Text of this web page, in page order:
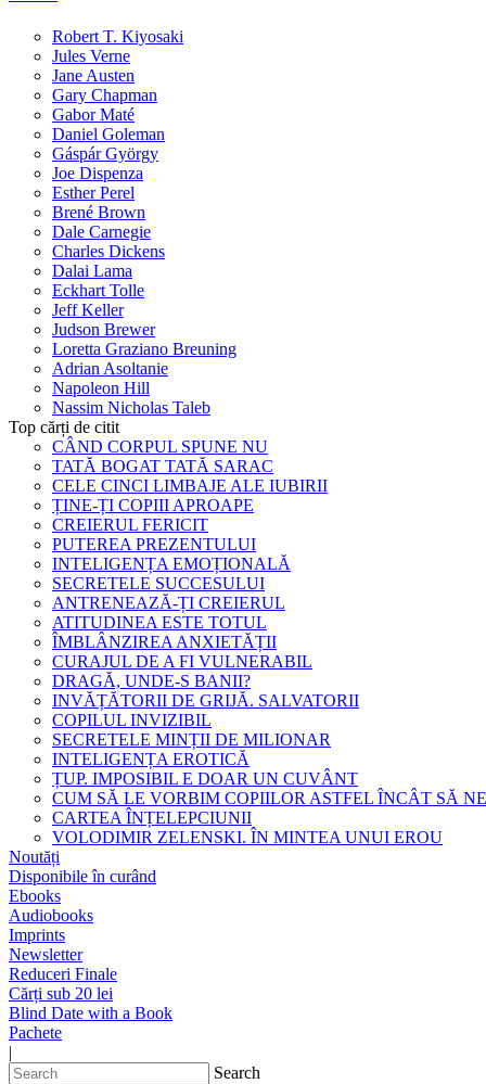
Robert T. Kiyosaki
Jules Verne
Jane Austen
Gary Chapman
Gabor Maté
Daniel Goleman
Gáspár György
Joe Dispenza
Esther Perel
Brené Brown
Dale Carnegie
Charles Dickens
Dalai Lama
Eckhart Tolle
Jeff Keller
Judson Brewer
Loretta Graziano Breuning
Adrian Asoltanie
Napoleon Hill
Nassim Nicholas Taleb
Top cărți de citit
CÂND CORPUL SPUNE NU
TATĂ BOGAT TATĂ SARAC
CELE CINCI LIMBAJE ALE IUBIRII
ȚINE-ȚI COPIII APROAPE
CREIERUL FERICIT
PUTEREA PREZENTULUI
INTELIGENȚA EMOȚIONALĂ
SECRETELE SUCCESULUI
ANTRENEAZĂ-ȚI CREIERUL
ATITUDINEA ESTE TOTUL
ÎMBLÂNZIREA ANXIETĂȚII
CURAJUL DE A FI VULNERABIL
DRAGĂ, UNDE-S BANII?
INVĂȚĂTORII DE GRIJĂ. SALVATORII
COPILUL INVIZIBIL
SECRETELE MINȚII DE MILIONAR
INTELIGENȚA EROTICĂ
ȚUP. IMPOSIBIL E DOAR UN CUVÂNT
CUM SĂ LE VORBIM COPIILOR ASTFEL ÎNCÂT SĂ
CARTEA ÎNȚELEPCIUNII
VOLODIMIR ZELENSKI. ÎN MINTEA UNUI EROU
Noutăți
Disponibile în curând
Ebooks
Audiobooks
Imprints
Newsletter
Reduceri Finale
Cărți sub 20 lei
Blind Date with a Book
Pachete
|
Search